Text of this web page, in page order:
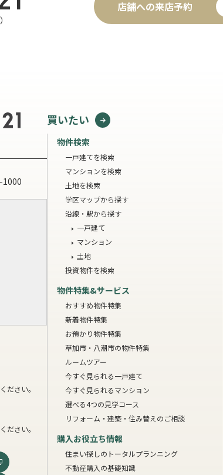
店舗への来店予約
ださい。
ださい。
買いたい
物件検索
一戸建てを検索
マンションを検索
土地を検索
学区マップから探す
沿線・駅から探す
一戸建て
マンション
土地
投資物件を検索
物件特集&サービス
おすすめ物件特集
新着物件特集
お預かり物件特集
草加市・八潮市の物件特集
ルームツアー
今すぐ見られる一戸建て
今すぐ見られるマンション
選べる4つの見学コース
リフォーム・建築・住み替えのご相談
購入お役立ち情報
住まい探しのトータルプランニング
不動産購入の基礎知識